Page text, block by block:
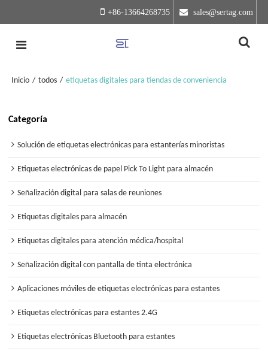
+86-13664268735 sales@sertag.com
Inicio / todos / etiquetas digitales para tiendas de conveniencia
Categoría
Solución de etiquetas electrónicas para estanterías minoristas
Etiquetas electrónicas de papel Pick To Light para almacén
Señalización digital para salas de reuniones
Etiquetas digitales para almacén
Etiquetas digitales para atención médica/hospital
Señalización digital con pantalla de tinta electrónica
Aplicaciones móviles de etiquetas electrónicas para estantes
Etiquetas electrónicas para estantes 2.4G
Etiquetas electrónicas Bluetooth para estantes